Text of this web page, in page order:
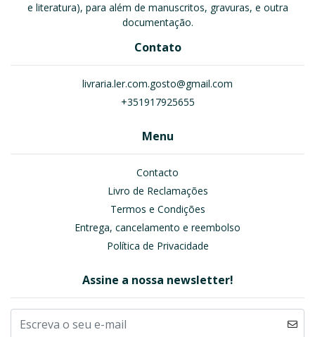
e literatura), para além de manuscritos, gravuras, e outra
documentação.
Contato
livraria.ler.com.gosto@gmail.com
+351917925655
Menu
Contacto
Livro de Reclamações
Termos e Condições
Entrega, cancelamento e reembolso
Política de Privacidade
Assine a nossa newsletter!